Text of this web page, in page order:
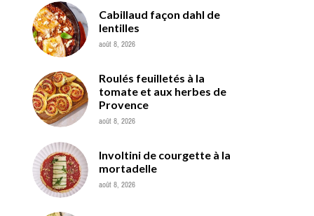
Cabillaud façon dahl de
lentilles
août 8, 2026
Roulés feuilletés à la
tomate et aux herbes de
Provence
août 8, 2026
Involtini de courgette à la
mortadelle
août 8, 2026